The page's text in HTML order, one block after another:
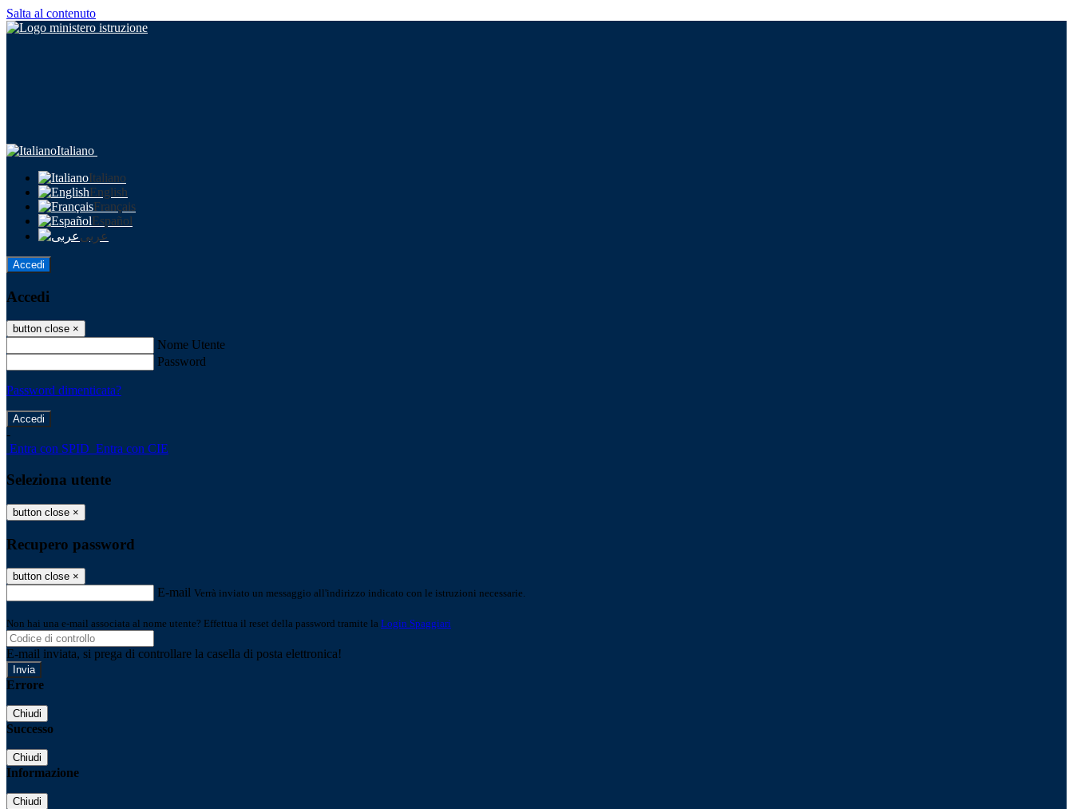
Salta al contenuto
Italiano
Italiano
English
Français
Español
عربى
Accedi
Accedi
button close ×
Nome Utente
Password
Password dimenticata?
-
Entra con SPID Entra con CIE
Seleziona utente
button close ×
Recupero password
button close ×
E-mail Verrà inviato un messaggio all'indirizzo indicato con le istruzioni necessarie.
Non hai una e-mail associata al nome utente? Effettua il reset della password tramite la Login Spaggiari
E-mail inviata, si prega di controllare la casella di posta elettronica!
Errore
Chiudi
Successo
Chiudi
Informazione
Chiudi